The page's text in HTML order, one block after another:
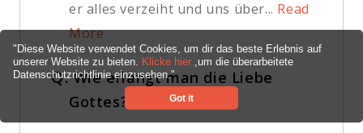
"Diese Website verwendet Cookies, um dir das beste Erlebnis auf
unserer Website zu bieten. Klicke hier ,um die überarbeitete
Datenschutzrichtlinie einzusehen."
Got it
er alles verzeiht und uns über... Read
More
Q.Wie erlangt man die Liebe
Gottes?